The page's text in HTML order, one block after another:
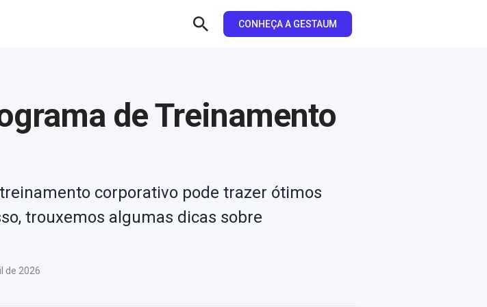
CONHEÇA A GESTAUM
de Treinamento
corporativo pode trazer ótimos
trouxemos algumas dicas sobre
de 2026